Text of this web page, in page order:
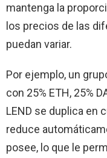
mantenga la
los precios de las
puedan variar.
Por ejemplo, un
con 25% ETH, 25%
LEND se duplica en
reduce
posee, lo que le